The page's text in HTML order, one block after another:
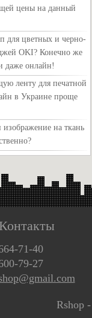
цены на данный
для цветных и черно-
OKI? Конечно же
даже онлайн!
ленту для печатной
в Украине проще
изображение на ткань
Контакты
71-40
79-27
Rshop